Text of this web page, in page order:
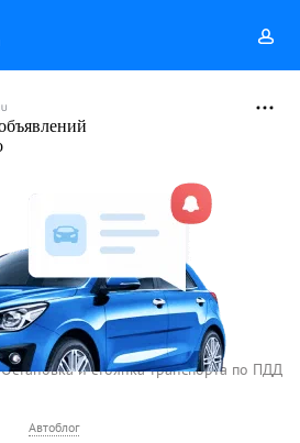
Остановка и стоянка транспорта по ПДД
Автоблог